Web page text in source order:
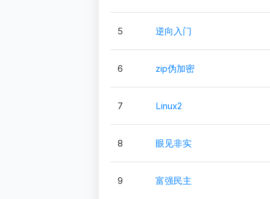
5 逆向入门
6 zip伪加密
7 Linux2
8 眼见非实
9 富强民主